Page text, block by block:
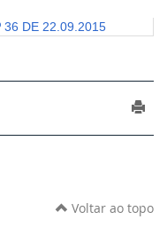
36 DE 22.09.2015
Voltar ao topo